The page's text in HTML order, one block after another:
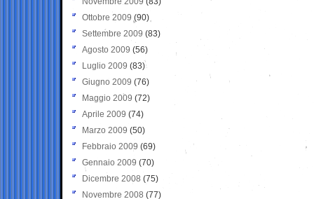
Ottobre 2009 (90)
Settembre 2009 (83)
Agosto 2009 (56)
Luglio 2009 (83)
Giugno 2009 (76)
Maggio 2009 (72)
Aprile 2009 (74)
Marzo 2009 (50)
Febbraio 2009 (69)
Gennaio 2009 (70)
Dicembre 2008 (75)
Novembre 2008 (77)